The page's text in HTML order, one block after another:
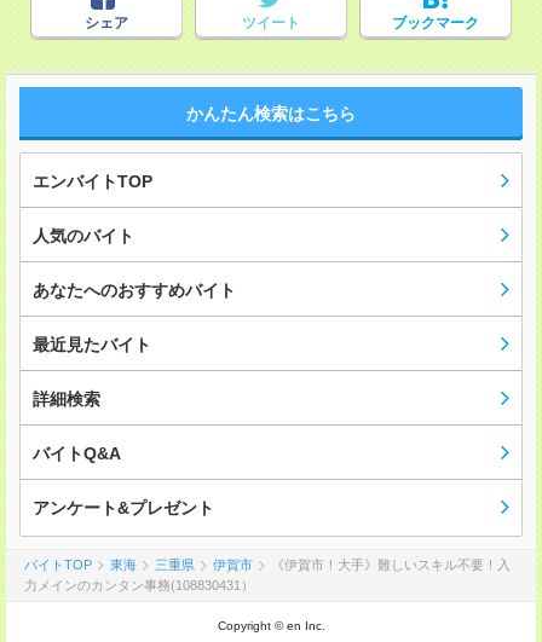
シェア ツイート ブックマーク
かんたん検索はこちら
エンバイトTOP
人気のバイト
あなたへのおすすめバイト
最近見たバイト
詳細検索
バイトQ&A
アンケート&プレゼント
バイトTOP 東海 三重県 伊賀市
《伊賀市！大手》難しいスキル不要！入
力メインのカンタン事務(108830431）
Copyright © en Inc.